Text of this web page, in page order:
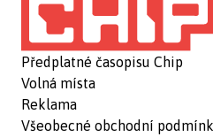
Předplatné časopisu Chip
Volná místa
Reklama
Všeobecné obchodní